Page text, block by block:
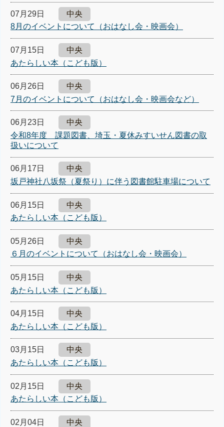
07月29日
中央
8月のイベントについて（おはなし会・映画会）
07月15日
中央
あたらしい本（こども版）
06月26日
中央
7月のイベントについて（おはなし会・映画会など）
06月23日
中央
令和8年度 課題図書、埼玉・夏休みすいせん図書の取
扱いについて
06月17日
中央
坂戸神社八坂祭（夏祭り）に伴う図書館駐車場について
06月15日
中央
あたらしい本（こども版）
05月26日
中央
６月のイベントについて（おはなし会・映画会）
05月15日
中央
あたらしい本（こども版）
04月15日
中央
あたらしい本（こども版）
03月15日
中央
あたらしい本（こども版）
02月15日
中央
あたらしい本（こども版）
02月04日
中央